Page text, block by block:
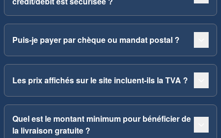
Puis-je payer par chèque ou mandat postal ?
Les prix affichés sur le site incluent-ils la TVA ?
Quel est le montant minimum pour bénéficier de
la livraison gratuite ?